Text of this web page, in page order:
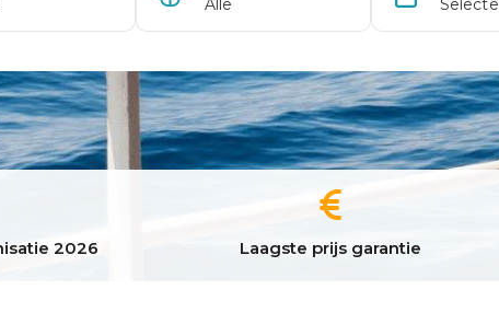
2026 Laagste prijs garantie